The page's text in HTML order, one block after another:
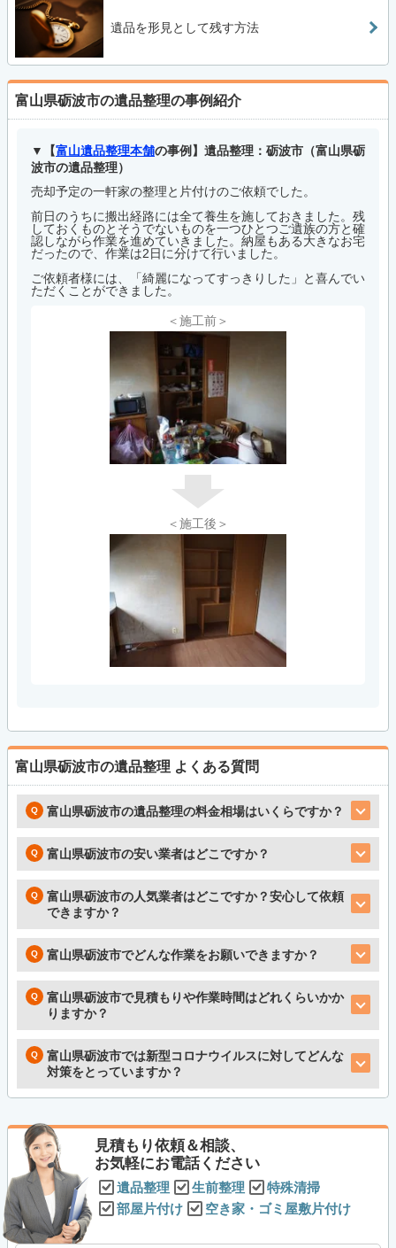
遺品を形見として残す方法
富山県砺波市の遺品整理の事例紹介
【富山遺品整理本舗の事例】遺品整理：砺波市（富山県砺
波市の遺品整理）
売却予定の一軒家の整理と片付けのご依頼でした。
前日のうちに搬出経路には全て養生を施しておきました。残
しておくものとそうでないものを一つひとつご遺族の方と確
認しながら作業を進めていきました。納屋もある大きなお宅
だったので、作業は2日に分けて行いました。
ご依頼者様には、「綺麗になってすっきりした」と喜んでい
ただくことができました。
＜施工前＞
＜施工後＞
富山県砺波市の遺品整理 よくある質問
富山県砺波市の遺品整理の料金相場はいくらですか？
富山県砺波市の安い業者はどこですか？
富山県砺波市の人気業者はどこですか？安心して依頼
できますか？
富山県砺波市でどんな作業をお願いできますか？
富山県砺波市で見積もりや作業時間はどれくらいかか
りますか？
富山県砺波市では新型コロナウイルスに対してどんな
対策をとっていますか？
見積もり依頼＆相談、
お気軽にお電話ください
遺品整理 生前整理
特殊清掃
部屋片付け
空き家・ゴミ屋敷片付け